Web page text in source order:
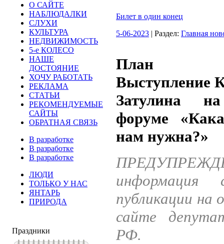
О САЙТЕ
НАБЛЮДАЛКИ
СЛУХИ
КУЛЬТУРА
НЕДВИЖИМОСТЬ
5-е КОЛЕСО
НАШЕ
ДОСТОЯНИЕ
ХОЧУ РАБОТАТЬ
РЕКЛАМА
СТАТЬИ
РЕКОМЕНДУЕМЫЕ
САЙТЫ
ОБРАТНАЯ СВЯЗЬ
В разработке
В разработке
В разработке
ЛЮДИ
ТОЛЬКО У НАС
ЯНТАРЬ
ПРИРОДА
Праздники
Билет в один конец
5-06-2023 | Раздел: Главная
План
Выступление
Затулина
форуме
нам нужна?»
информация
публикации на
сайте
РФ.